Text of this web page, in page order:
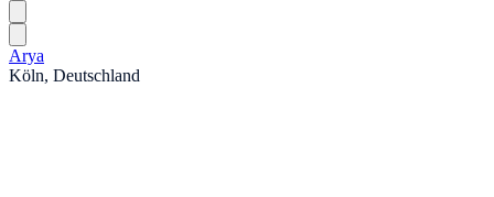
Arya
Köln, Deutschland